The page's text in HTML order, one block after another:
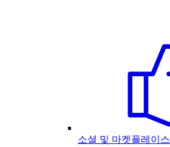
소셜 및 마켓플레이스